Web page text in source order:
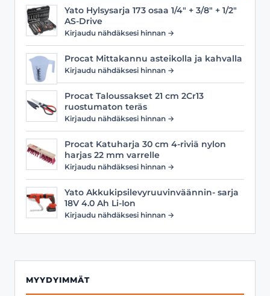
Yato Hylsysarja 173 osaa 1/4" + 3/8" + 1/2"
AS-Drive
Kirjaudu nähdäksesi hinnan →
Procat Mittakannu asteikolla ja kahvalla
Kirjaudu nähdäksesi hinnan →
Procat Taloussakset 21 cm 2Cr13
ruostumaton teräs
Kirjaudu nähdäksesi hinnan →
Procat Katuharja 30 cm 4-riviä nylon
harjas 22 mm varrelle
Kirjaudu nähdäksesi hinnan →
Yato Akkukipsilevyruuvinväännin- sarja
18V 4.0 Ah Li-Ion
Kirjaudu nähdäksesi hinnan →
MYYDYIMMÄT